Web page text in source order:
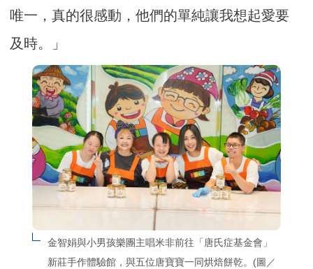
唯一，真的很感動，他們的單純讓我想起愛要
及時。」
金智娟與小男孩樂團主唱米非前往「唐氏症基金會」
新莊手作體驗館，與五位唐寶寶一同烘焙餅乾。(圖／